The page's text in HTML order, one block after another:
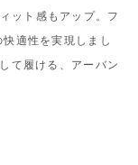
ット感もアップ。フ
適性を実現しまし
て履ける、アーバン